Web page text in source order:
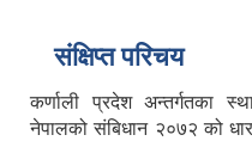
संक्षिप्त परिचय
कर्णाली प्रदेश अन्तर्गतका
नेपालको संबिधान २०७२ को